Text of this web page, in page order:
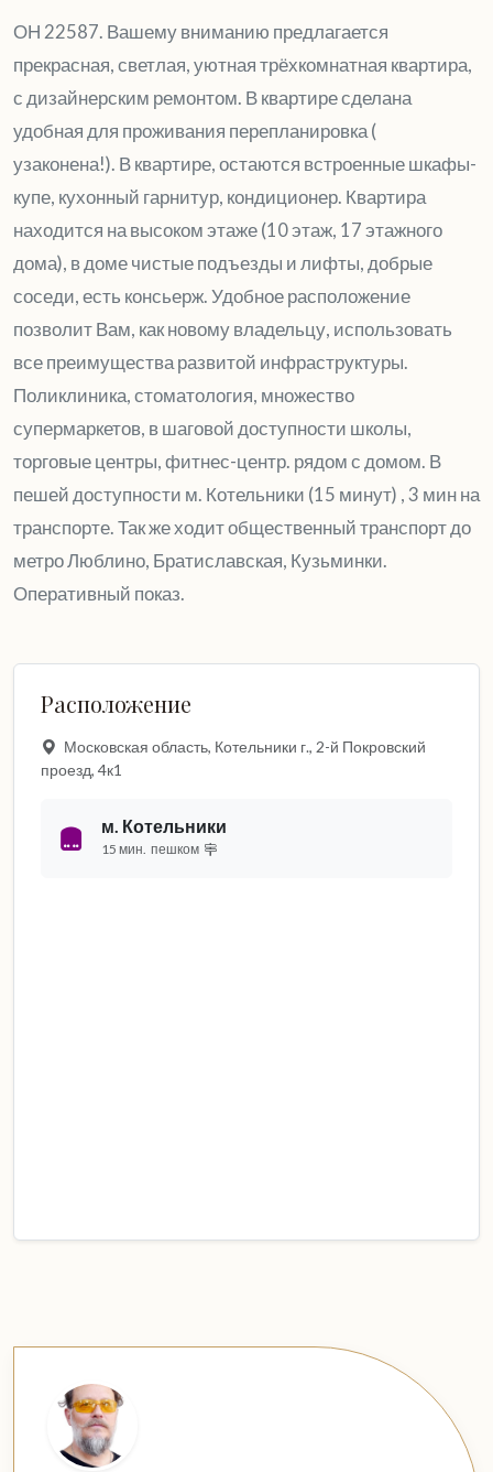
ОН 22587. Вашему вниманию предлагается
прекрасная, светлая, уютная трёхкомнатная квартира,
с дизайнерским ремонтом. В квартире сделана
удобная для проживания перепланировка (
узаконена!). В квартире, остаются встроенные шкафы-
купе, кухонный гарнитур, кондиционер. Квартира
находится на высоком этаже (10 этаж, 17 этажного
дома), в доме чистые подъезды и лифты, добрые
соседи, есть консьерж. Удобное расположение
позволит Вам, как новому владельцу, использовать
все преимущества развитой инфраструктуры.
Поликлиника, стоматология, множество
супермаркетов, в шаговой доступности школы,
торговые центры, фитнес-центр. рядом с домом. В
пешей доступности м. Котельники (15 минут) , 3 мин на
транспорте. Так же ходит общественный транспорт до
метро Люблино, Братиславская, Кузьминки.
Оперативный показ.
Расположение
Московская область, Котельники г., 2-й Покровский
проезд, 4к1
м. Котельники
15 мин. пешком